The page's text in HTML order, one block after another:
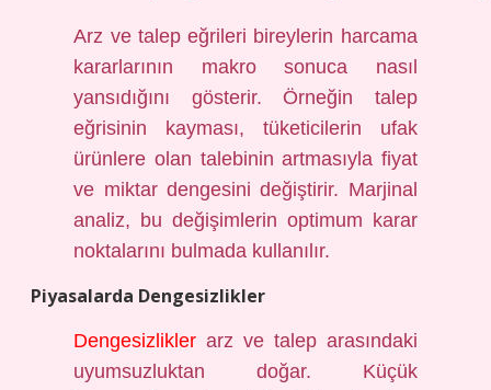
Arz ve talep eğrileri bireylerin harcama
kararlarının makro sonuca nasıl
yansıdığını gösterir. Örneğin talep
eğrisinin kayması, tüketicilerin ufak
ürünlere olan talebinin artmasıyla fiyat
ve miktar dengesini değiştirir. Marjinal
analiz, bu değişimlerin optimum karar
noktalarını bulmada kullanılır.
Piyasalarda Dengesizlikler
Dengesizlikler arz ve talep arasındaki
uyumsuzluktan doğar. Küçük